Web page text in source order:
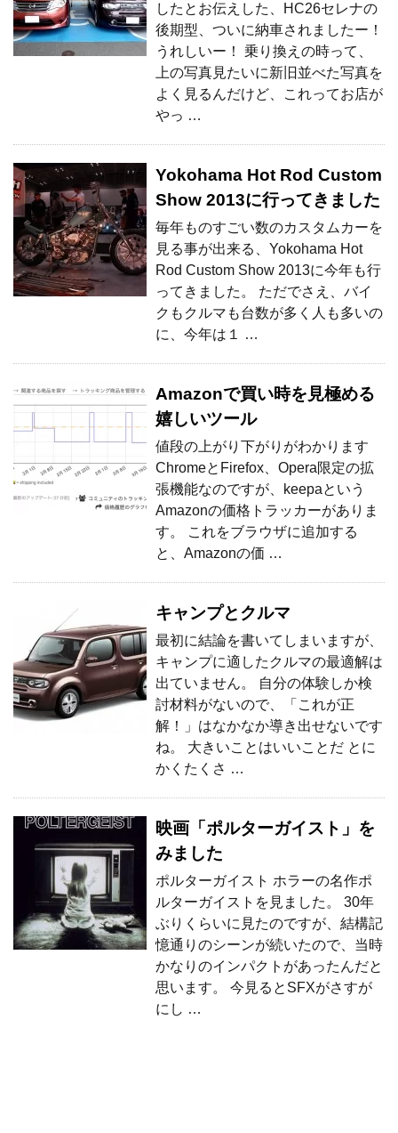
したとお伝えした、HC26セレナの
後期型、ついに納車されましたー！
うれしいー！ 乗り換えの時って、
上の写真見たいに新旧並べた写真を
よく見るんだけど、これってお店が
やっ …
Yokohama Hot Rod Custom
Show 2013に行ってきました
毎年ものすごい数のカスタムカーを
見る事が出来る、Yokohama Hot
Rod Custom Show 2013に今年も行
ってきました。 ただでさえ、バイ
クもクルマも台数が多く人も多いの
に、今年は１ …
Amazonで買い時を見極める
嬉しいツール
値段の上がり下がりがわかります
ChromeとFirefox、Opera限定の拡
張機能なのですが、keepaという
Amazonの価格トラッカーがありま
す。 これをブラウザに追加する
と、Amazonの価 …
キャンプとクルマ
最初に結論を書いてしまいますが、
キャンプに適したクルマの最適解は
出ていません。 自分の体験しか検
討材料がないので、「これが正
解！」はなかなか導き出せないです
ね。 大きいことはいいことだ とに
かくたくさ …
映画「ポルターガイスト」を
みました
ポルターガイスト ホラーの名作ポ
ルターガイストを見ました。 30年
ぶりくらいに見たのですが、結構記
憶通りのシーンが続いたので、当時
かなりのインパクトがあったんだと
思います。 今見るとSFXがさすが
にし …